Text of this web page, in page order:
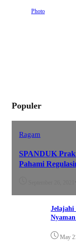
Photo
Populer
Ragam
SPANDUK
Pahami
Jelajahi
May